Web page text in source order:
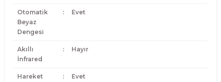
Otomatik
Beyaz
Dengesi
: Evet
Akıllı
İnfrared
: Hayır
Hareket
: Evet